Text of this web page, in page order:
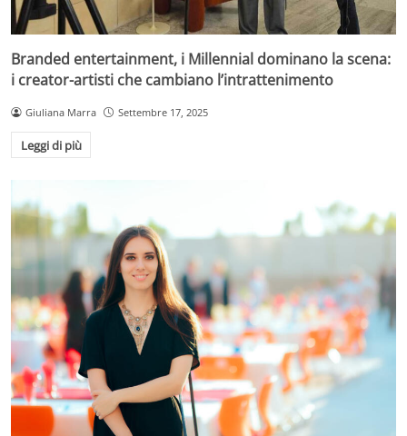
Branded entertainment, i Millennial dominano la scena:
i creator-artisti che cambiano l’intrattenimento
Giuliana Marra Settembre 17, 2025
Leggi di più